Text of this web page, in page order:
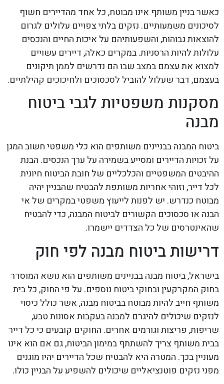
כאשר בניין משותף אינו מבוטח, כל אחד מהדיירים חשוף
לסיכונים משמעותיים. נזקים בלתי צפויים עלולים לגרום
להוצאות גבוהות, והשפעותיהם על איכות החיים והנכסים
עלולות להיות הרסניות. במקרים כאלה, דיירים עשויים
למצוא את עצמם במצב שבו הם נדרשים לממן תיקונים
בעצמם, דבר שעלול להוביל לסכסוכים ולחיכוכים קהילתיים.
מסקנות משפטיות לגבי ביטוח
מבנה
ביטוח המבנה בבניינים משותפים הוא כלי משפטי חשוב המגן
על זכויות הדיירים ומסייע בשמירה על ערך הנכסים. הבנת
ההיבטים המשפטיים והכלכליים של חובת הביטוח חיונית
לכל דייר, וזוהי אחריות משותפת להבטיח שהבניין יהיה
מבוטח כנדרש. יש לפנות לייעוץ משפטי במקרים של אי
הבנה או סכסוכים הקשורים לביטוח המבנה, כדי להבטיח
שהאינטרסים של כל הצדדים יישמרו.
דרישות ביטוח מבנה לפי חוק
בישראל, ביטוח מבנה בבניינים משותפים הוא נושא המוסדר
בחוק המקרקעין ובחוקי ביטוח נוספים. על פי החוק, כל בית
משותף חייב להיות מבוטח בביטוח מבנה, אשר כולל כיסוי
לנזקים שיכולים להיגרם למבנה בעקבות אסונות טבע,
שריפות, פריצות וגורמים אחרים. החוקים קובעים כי כל דייר
בבית משותף צריך להשתתף במימון הביטוח, גם אם הוא אינו
מעוניין בכך. המטרה היא להבטיח שכל הדיירים יהיו מוגנים
מפני נזקים פוטנציאליים שיכולים להשפיע על הבניין כולו.